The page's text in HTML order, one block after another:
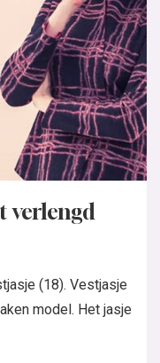
verlengd
(18). Vestjasje
model. Het jasje